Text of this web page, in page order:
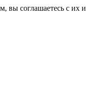
вы соглашаетесь с их